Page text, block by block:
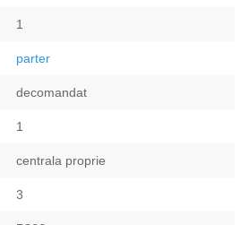
1
parter
decomandat
1
centrala proprie
3